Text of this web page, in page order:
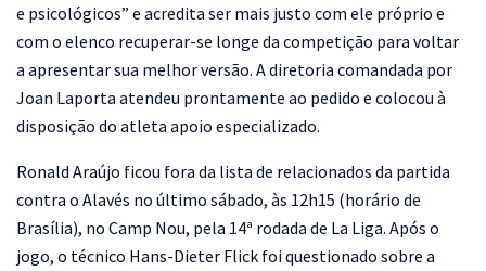
e psicológicos” e acredita ser mais justo com ele próprio e
com o elenco recuperar-se longe da competição para voltar
a apresentar sua melhor versão. A diretoria comandada por
Joan Laporta atendeu prontamente ao pedido e colocou à
disposição do atleta apoio especializado.
Ronald Araújo ficou fora da lista de relacionados da partida
contra o Alavés no último sábado, às 12h15 (horário de
Brasília), no Camp Nou, pela 14ª rodada de La Liga. Após o
jogo, o técnico Hans-Dieter Flick foi questionado sobre a